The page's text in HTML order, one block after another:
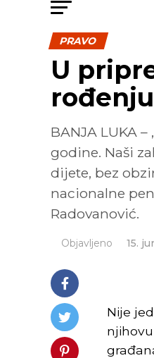
PRAVO
U
BANJA LUKA
godine. Naši
dijete, bez
nacionalne
Radovanović.
Objavljeno 15.
Nije